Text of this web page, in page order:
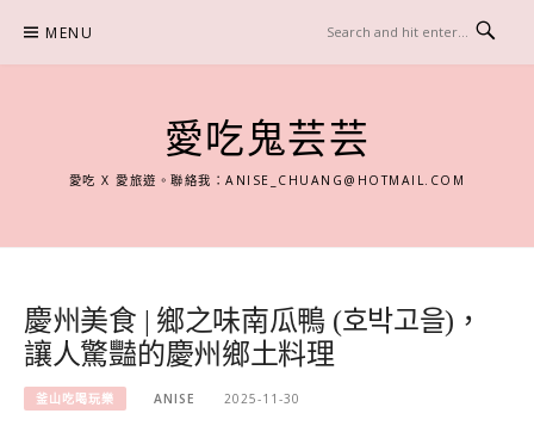
content
MENU
愛吃鬼芸芸
愛吃 X 愛旅遊。聯絡我：ANISE_CHUANG@HOTMAIL.COM
慶州美食 | 鄉之味南瓜鴨 (호박고을)，
讓人驚豔的慶州鄉土料理
釜山吃喝玩樂 ANISE 2025-11-30